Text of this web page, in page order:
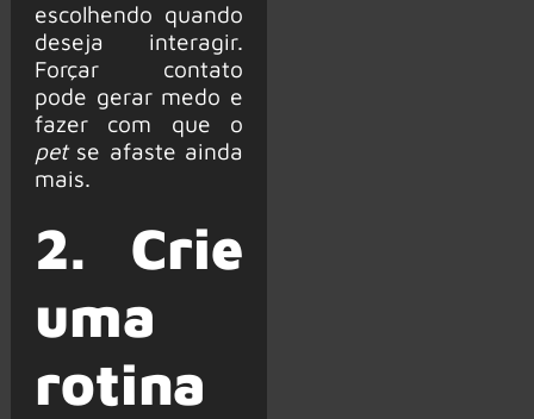
escolhendo quando
deseja interagir.
Forçar contato
pode gerar medo e
fazer com que o
petse afaste ainda
mais.
2. Crie
uma
rotina